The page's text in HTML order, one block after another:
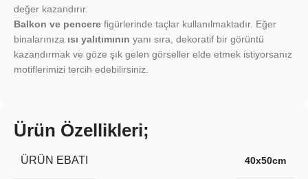
değer kazandırır.
Balkon ve pencere figürlerinde taçlar kullanılmaktadır. Eğer
binalarınıza ısı yalıtımının yanı sıra, dekoratif bir görüntü
kazandırmak ve göze şık gelen görseller elde etmek istiyorsanız
motiflerimizi tercih edebilirsiniz.
Ürün Özellikleri;
ÜRÜN EBATI 40x50cm